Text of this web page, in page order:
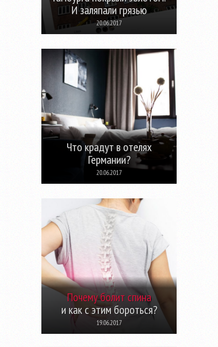
И заляпали грязью
20.06.2017
Что крадут в отелях
Германии?
20.06.2017
Почему болит спина
и как с этим бороться?
19.06.2017